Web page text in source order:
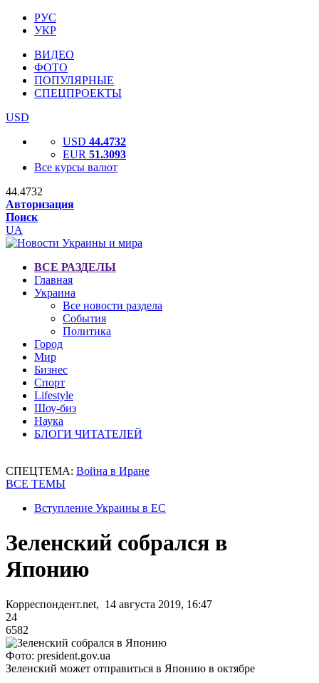
РУС
УКР
ВИДЕО
ФОТО
ПОПУЛЯРНЫЕ
СПЕЦПРОЕКТЫ
USD
USD 44.4732
EUR 51.3093
Все курсы валют
44.4732
Авторизация
Поиск
UA
ВСЕ РАЗДЕЛЫ
Главная
Украина
Все новости раздела
События
Политика
Город
Мир
Бизнес
Спорт
Lifestyle
Шоу-биз
Наука
БЛОГИ ЧИТАТЕЛЕЙ
СПЕЦТЕМА: Война в Иране
ВСЕ ТЕМЫ
Вступление Украины в ЕС
Зеленский собрался в
Японию
Корреспондент.net, 14 августа 2019, 16:47
24
6582
Фото: president.gov.ua
Зеленский может отправиться в Японию в октябре